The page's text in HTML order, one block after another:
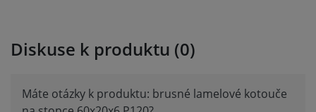
Diskuse k produktu (0)
Máte otázky k produktu: brusné lamelové kotouče